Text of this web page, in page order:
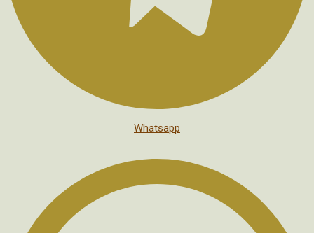
Whatsapp